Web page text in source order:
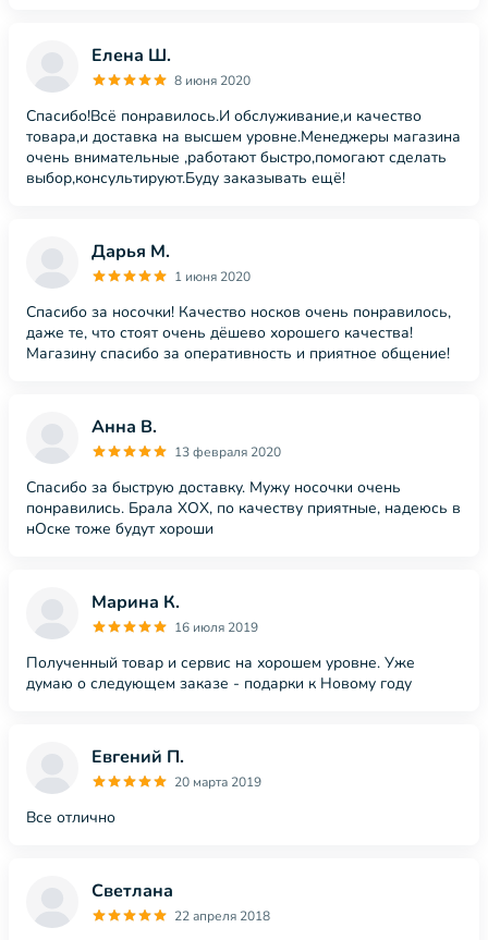
Елена Ш.
8 июня 2020
Спасибо!Всё понравилось.И обслуживание,и качество
товара,и доставка на высшем уровне.Менеджеры магазина
очень внимательные ,работают быстро,помогают сделать
выбор,консультируют.Буду заказывать ещё!
Дарья М.
1 июня 2020
Спасибо за носочки! Качество носков очень понравилось,
даже те, что стоят очень дёшево хорошего качества!
Магазину спасибо за оперативность и приятное общение!
Анна В.
13 февраля 2020
Спасибо за быструю доставку. Мужу носочки очень
понравились. Брала XOX, по качеству приятные, надеюсь в
нОске тоже будут хороши
Марина К.
16 июля 2019
Полученный товар и сервис на хорошем уровне. Уже
думаю о следующем заказе - подарки к Новому году
Евгений П.
20 марта 2019
Все отлично
Светлана
22 апреля 2018